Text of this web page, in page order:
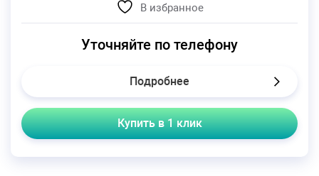
В избранное
Уточняйте по телефону
Подробнее
Купить в 1 клик